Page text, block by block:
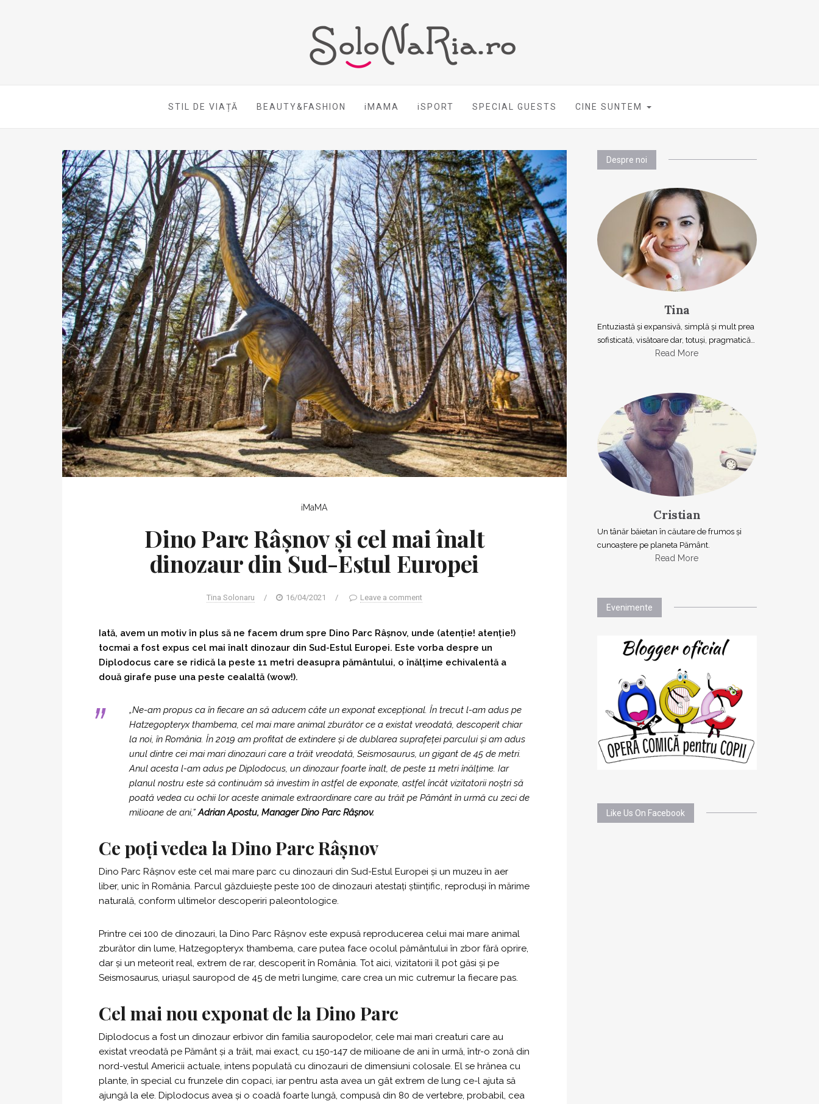
STIL DE VIAȚĂ BEAUTY&FASHION iMAMA iSPORT SPECIAL GUESTS CINE SUNTEM
iMaMA
Dino Parc Râșnov și cel mai înalt
dinozaur din Sud-Estul Europei
Tina Solonaru / 16/04/2021 / Leave a comment
Iată, avem un motiv în plus să ne facem drum spre Dino Parc Râșnov, unde (atenție! atenție!)
tocmai a fost expus cel mai înalt dinozaur din Sud-Estul Europei. Este vorba despre un
Diplodocus care se ridică la peste 11 metri deasupra pământului, o înălțime echivalentă a
două girafe puse una peste cealaltă (wow!).
„Ne-am propus ca în fiecare an să aducem câte un exponat excepțional. În trecut l-am adus pe
Hatzegopteryx thambema, cel mai mare animal zburător ce a existat vreodată, descoperit chiar
la noi, în România. În 2019 am profitat de extindere și de dublarea suprafeței parcului și am adus
unul dintre cei mai mari dinozauri care a trăit vreodată, Seismosaurus, un gigant de 45 de metri.
Anul acesta l-am adus pe Diplodocus, un dinozaur foarte înalt, de peste 11 metri înălțime. Iar
planul nostru este să continuăm să investim în astfel de exponate, astfel încât vizitatorii noștri să
poată vedea cu ochii lor aceste animale extraordinare care au trăit pe Pâmânt în urmă cu zeci de
milioane de ani,”Adrian Apostu, Manager Dino Parc Râșnov.
Ce poți vedea laDino Parc Râșnov
Dino Parc Râșnov este cel mai mare parc cu dinozauri din Sud-Estul Europei și un muzeu în aer
liber, unic în România. Parcul găzduiește peste 100 de dinozauri atestați științific, reproduși în mărime
naturală, conform ultimelor descoperiri paleontologice.
Printre cei 100 de dinozauri, la Dino Parc Râșnov este expusă reproducerea celui mai mare animal
zburător din lume, Hatzegopteryx thambema, care putea face ocolul pământului în zbor fără oprire,
dar și un meteorit real, extrem de rar, descoperit în România. Tot aici, vizitatorii îl pot găsi și pe
Seismosaurus, uriașul sauropod de 45 de metri lungime, care crea un mic cutremur la fiecare pas.
Cel mai nou exponat de la Dino Parc
Diplodocus a fost un dinozaur erbivor din familia sauropodelor, cele mai mari creaturi care au
existat vreodată pe Pământ și a trăit, mai exact, cu 150-147 de milioane de ani în urmă, într-o zonă din
nord-vestul Americii actuale, intens populată cu dinozauri de dimensiuni colosale. El se hrănea cu
plante, în special cu frunzele din copaci, iar pentru asta avea un gât extrem de lung ce-l ajuta să
ajungă la ele. Diplodocus avea și o coadă foarte lungă, compusă din 80 de vertebre, probabil, cea
Despre noi
Tina
Entuziastă şi expansivă, simplă şi mult prea
sofisticată, visătoare dar, totuşi, pragmatică…
Read More
Cristian
Un tânăr băietan în căutare de frumos și
cunoaștere pe planeta Pământ.
Read More
Evenimente
Like Us On Facebook